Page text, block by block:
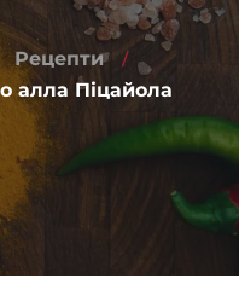
Рецепти
алла Піцайола